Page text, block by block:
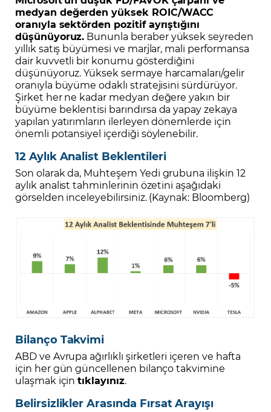
medyan değerden yüksek ROIC/WACC
oranıyla sektörden pozitif ayrıştığını
düşünüyoruz. Bununla beraber yüksek seyreden
yıllık satış büyümesi ve marjlar, mali performansa
dair kuvvetli bir konumu gösterdiğini
düşünüyoruz. Yüksek sermaye harcamaları/gelir
oranıyla büyüme odaklı stratejisini sürdürüyor.
Şirket her ne kadar medyan değere yakın bir
büyüme beklentisi barındırsa da yapay zekaya
yapılan yatırımların ilerleyen dönemlerde için
önemli potansiyel içerdiği söylenebilir.
12 Aylık Analist Beklentileri
Son olarak da, Muhteşem Yedi grubuna ilişkin 12
aylık analist tahminlerinin özetini aşağıdaki
görselden inceleyebilirsiniz. (Kaynak: Bloomberg)
Bilanço Takvimi
ABD ve Avrupa ağırlıklı şirketleri içeren ve hafta
için her gün güncellenen bilanço takvimine
ulaşmak içintıklayınız.
Belirsizlikler Arasında Fırsat Arayışı